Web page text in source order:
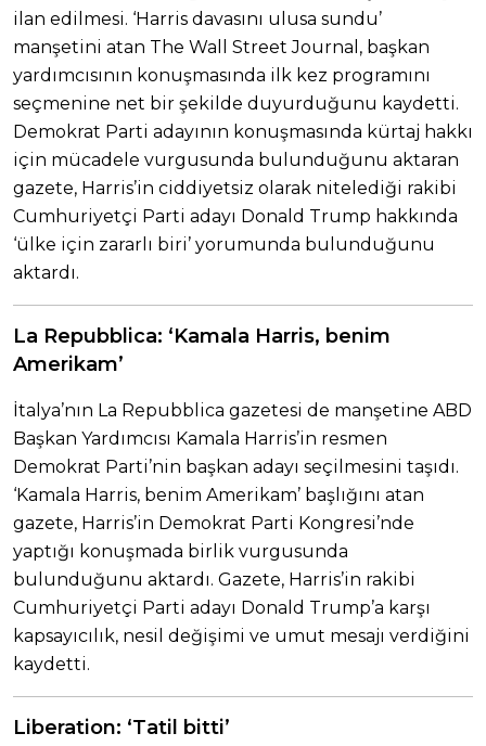
ilan edilmesi. ‘Harris davasını ulusa sundu’
manşetini atan The Wall Street Journal, başkan
yardımcısının konuşmasında ilk kez programını
seçmenine net bir şekilde duyurduğunu kaydetti.
Demokrat Parti adayının konuşmasında kürtaj hakkı
için mücadele vurgusunda bulunduğunu aktaran
gazete, Harris’in ciddiyetsiz olarak nitelediği rakibi
Cumhuriyetçi Parti adayı Donald Trump hakkında
‘ülke için zararlı biri’ yorumunda bulunduğunu
aktardı.
La Repubblica: ‘Kamala Harris, benim
Amerikam’
İtalya’nın La Repubblica gazetesi de manşetine ABD
Başkan Yardımcısı Kamala Harris’in resmen
Demokrat Parti’nin başkan adayı seçilmesini taşıdı.
‘Kamala Harris, benim Amerikam’ başlığını atan
gazete, Harris’in Demokrat Parti Kongresi’nde
yaptığı konuşmada birlik vurgusunda
bulunduğunu aktardı. Gazete, Harris’in rakibi
Cumhuriyetçi Parti adayı Donald Trump’a karşı
kapsayıcılık, nesil değişimi ve umut mesajı verdiğini
kaydetti.
Liberation: ‘Tatil bitti’